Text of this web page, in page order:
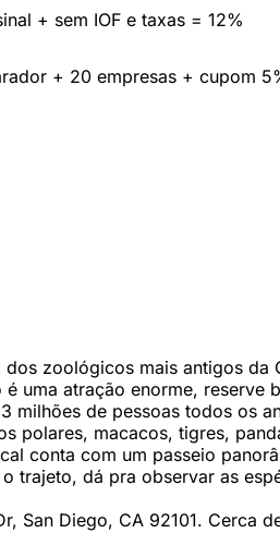
+ sem IOF e taxas = 12%
+ 20 empresas + cupom
dos zoológicos mais antigos da
uma atração enorme, reserve
milhões de pessoas todos os
polares, macacos, tigres,
conta com um passeio
trajeto, dá pra observar as
San Diego, CA 92101. Cerca